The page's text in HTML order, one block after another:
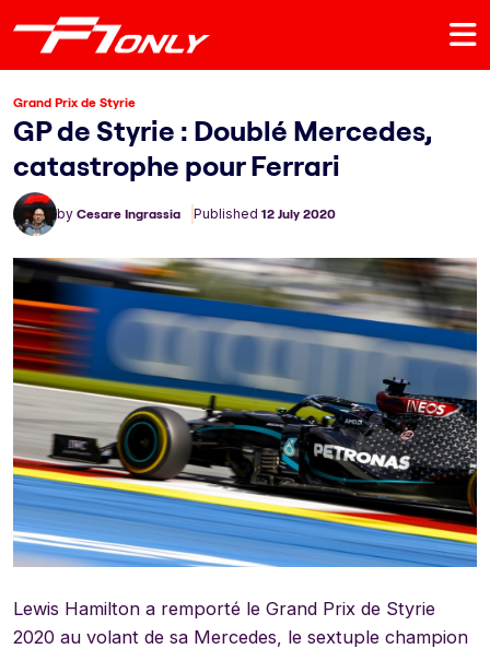
Grand Prix de Styrie
GP de Styrie : Doublé Mercedes,
catastrophe pour Ferrari
by Cesare Ingrassia Published 12 July 2020
Lewis Hamilton a remporté le Grand Prix de Styrie
2020 au volant de sa Mercedes, le sextuple champion